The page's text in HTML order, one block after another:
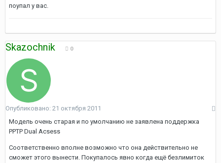
поупал у вас.
Skazochnik 0
Опубликовано: 21 октября 2011
Модель очень старая и по умолчанию не заявлена поддержка
PPTP Dual Acsess
Соответственно вполне возможно что она действительно не
сможет этого вынести. Покупалось явно когда ещё безлимиток